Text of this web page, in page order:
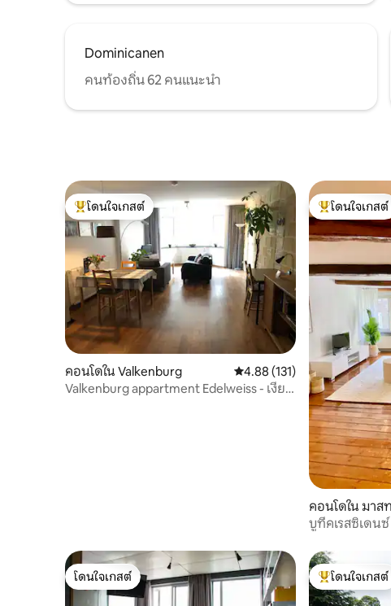
Dominicanen
คนท้องถิ่น 62 คนแนะนำ
โดนใจเกสต์ที่สุด
โดนใจเกสต์
คอนโดใน Valkenburg คะแนนเฉลี่ย 4.88 จาก 5, 131 รี
4.88 (131)
Valkenburg appartment Edelweiss - เงียบ
โดนใจเกสต์ที่
โดนใจเกสต์
คอนโดใน มาส
บูทีคเรสซิเดนซ์
โดนใจเกสต์
โดนใจเกสต์
โดนใจเกสต์ที่
โดนใจเกสต์